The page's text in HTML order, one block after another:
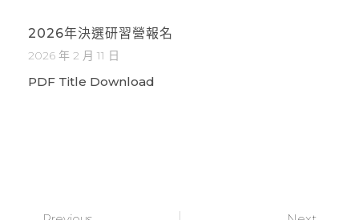
2026年決選研習營報名
2026 年 2 月 11 日
PDF Title Download